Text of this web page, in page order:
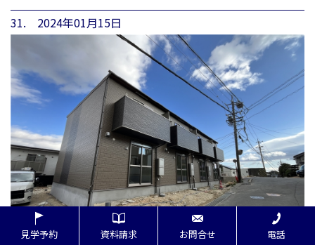
31. 2024年01月15日
見学予約 資料請求 お問合せ 電話